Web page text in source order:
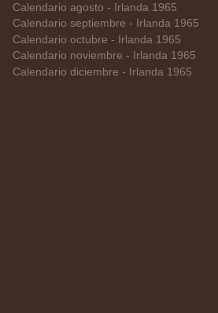
Calendario agosto - Irlanda 1965
Calendario septiembre - Irlanda 1965
Calendario octubre - Irlanda 1965
Calendario noviembre - Irlanda 1965
Calendario diciembre - Irlanda 1965